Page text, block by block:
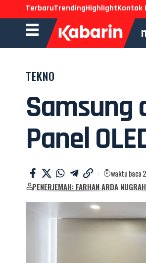
TerbaruTrendingHighlightKontak
TEKNO
Samsung
Panel
PENERJEMAH: FARHAN ARDA
waktu baca